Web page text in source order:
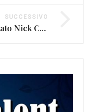
SUCCESSIVO
Backstreet Boys, arrestato Nick Carter per una rissa